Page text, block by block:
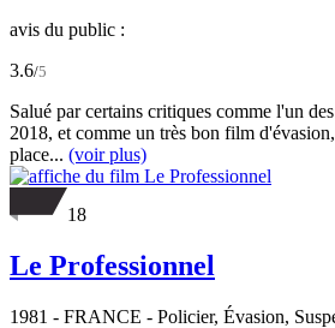
avis du public :
3.6/5
Salué par certains critiques comme l'un
2018, et comme un très bon film
place... (voir plus)
18
Le Professionnel
1981 - FRANCE - Policier, Évasion,